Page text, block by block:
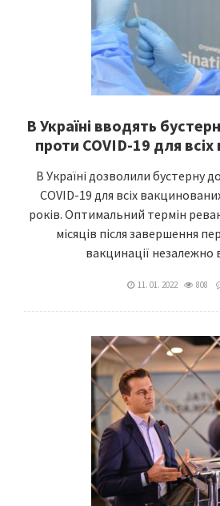
В Україні вводять
проти COVID-19 для
В Україні дозволили бустерну
COVID-19 для всіх
років. Оптимальний термін
місяців після завершення
вакцинації незалежно
11. 01. 2022 808